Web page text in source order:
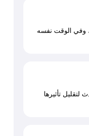
وفي الوقت نفسه
تأثيرها